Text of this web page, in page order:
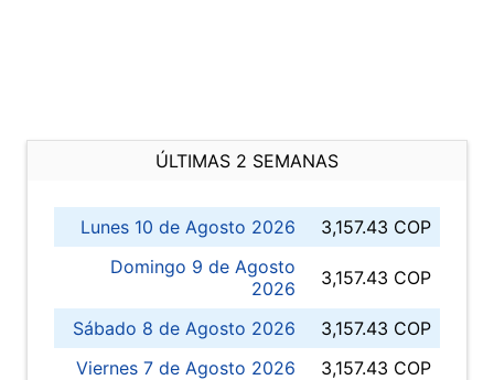
ÚLTIMAS 2 SEMANAS
Lunes 10 de Agosto 2026
3,157.43 COP
Domingo 9 de Agosto
2026
3,157.43 COP
Sábado 8 de Agosto 2026
3,157.43 COP
Viernes 7 de Agosto 2026
3,157.43 COP